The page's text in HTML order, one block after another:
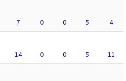
7 0 0 5
4
14 0 0 5
11